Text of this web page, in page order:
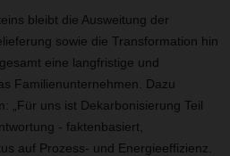
bleibt die Ausweitung der
sowie die Transformation hin
eine langfristige und
Familienunternehmen. Dazu
„Für uns ist Dekarbonisierung Teil
- faktenbasiert,
auf Prozess‑ und Energieeffizienz.